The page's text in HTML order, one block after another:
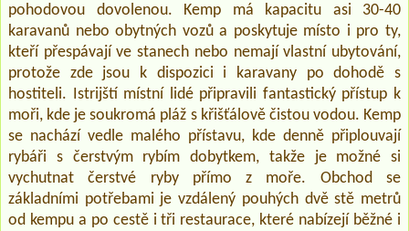
pohodovou dovolenou. Kemp má kapacitu asi 30-40
karavanů nebo obytných vozů a poskytuje místo i pro ty,
kteří přespávají ve stanech nebo nemají vlastní ubytování,
protože zde jsou k dispozici i karavany po dohodě s
hostiteli. Istrijští místní lidé připravili fantastický přístup k
moři, kde je soukromá pláž s křišťálově čistou vodou. Kemp
se nachází vedle malého přístavu, kde denně připlouvají
rybáři s čerstvým rybím dobytkem, takže je možné si
vychutnat čerstvé ryby přímo z moře. Obchod se
základními potřebami je vzdálený pouhých dvě stě metrů
od kempu a po cestě i tři restaurace, které nabízejí běžné i